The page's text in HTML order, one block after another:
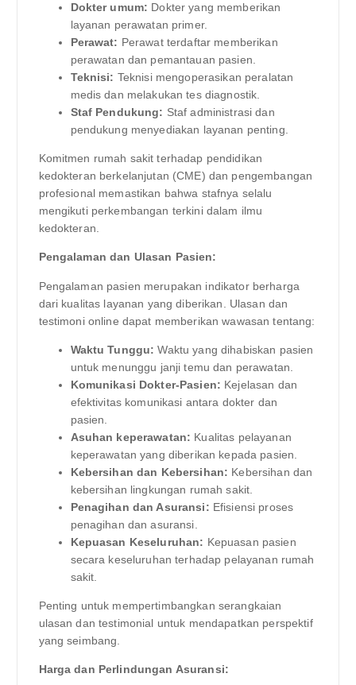
Dokter umum: Dokter yang memberikan
layanan perawatan primer.
Perawat: Perawat terdaftar memberikan
perawatan dan pemantauan pasien.
Teknisi: Teknisi mengoperasikan peralatan
medis dan melakukan tes diagnostik.
Staf Pendukung: Staf administrasi dan
pendukung menyediakan layanan penting.
Komitmen rumah sakit terhadap pendidikan
kedokteran berkelanjutan (CME) dan pengembangan
profesional memastikan bahwa stafnya selalu
mengikuti perkembangan terkini dalam ilmu
kedokteran.
Pengalaman dan Ulasan Pasien:
Pengalaman pasien merupakan indikator berharga
dari kualitas layanan yang diberikan. Ulasan dan
testimoni online dapat memberikan wawasan tentang:
Waktu Tunggu: Waktu yang dihabiskan pasien
untuk menunggu janji temu dan perawatan.
Komunikasi Dokter-Pasien: Kejelasan dan
efektivitas komunikasi antara dokter dan
pasien.
Asuhan keperawatan: Kualitas pelayanan
keperawatan yang diberikan kepada pasien.
Kebersihan dan Kebersihan: Kebersihan dan
kebersihan lingkungan rumah sakit.
Penagihan dan Asuransi: Efisiensi proses
penagihan dan asuransi.
Kepuasan Keseluruhan: Kepuasan pasien
secara keseluruhan terhadap pelayanan rumah
sakit.
Penting untuk mempertimbangkan serangkaian
ulasan dan testimonial untuk mendapatkan perspektif
yang seimbang.
Harga dan Perlindungan Asuransi: